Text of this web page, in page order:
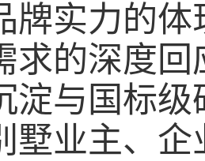
牌实力的
求的深度
淀与国标
墅业主、